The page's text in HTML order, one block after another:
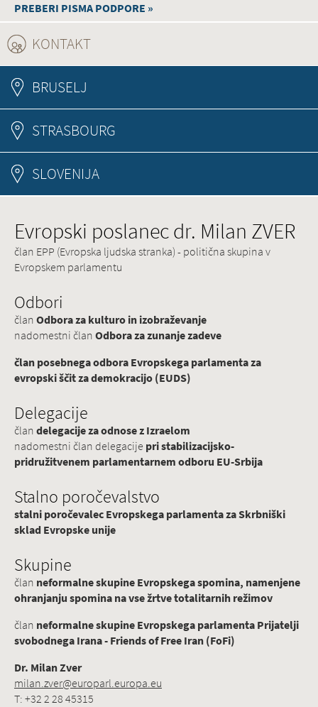
PREBERI PISMA PODPORE »
KONTAKT
BRUSELJ
STRASBOURG
SLOVENIJA
Evropski poslanec dr. Milan ZVER
član EPP (Evropska ljudska stranka) - politična skupina v
Evropskem parlamentu
Odbori
članOdbora za kulturo in izobraževanje
nadomestni članOdbora za zunanje zadeve
član posebnega odbora Evropskega parlamenta za
evropski ščit za demokracijo (EUDS)
Delegacije
člandelegacije za odnose z Izraelom
nadomestni član delegacije pri stabilizacijsko-
pridružitvenem parlamentarnem odboru EU-Srbija
Stalno poročevalstvo
stalni poročevalec Evropskega parlamenta za Skrbniški
sklad Evropske unije
Skupine
član neformalne skupine Evropskega spomina, namenjene
ohranjanju spomina na vse žrtve totalitarnih režimov
član neformalne skupine Evropskega parlamenta Prijatelji
svobodnega Irana - Friends of Free Iran (FoFi)
Dr. Milan Zver
milan.zver@europarl.europa.eu
T: +32 2 28 45315